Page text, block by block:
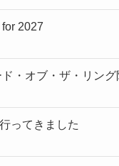
2027
・オブ・ザ・リン
ってきました